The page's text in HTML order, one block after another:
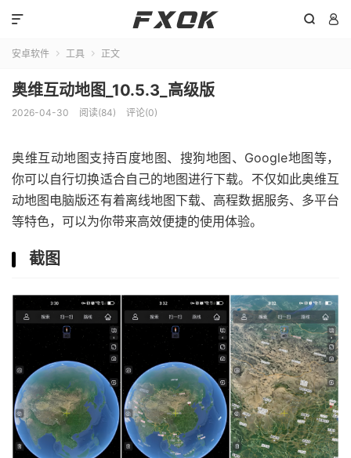
 

安卓软件  工具  正文
奥维互动地图_10.5.3_高级版
2026-04-30 阅读(84) 评论(0)
奥维互动地图支持百度地图、搜狗地图、Google地图等，
你可以自行切换适合自己的地图进行下载。不仅如此奥维互
动地图电脑版还有着离线地图下载、高程数据服务、多平台
等特色，可以为你带来高效便捷的使用体验。
截图